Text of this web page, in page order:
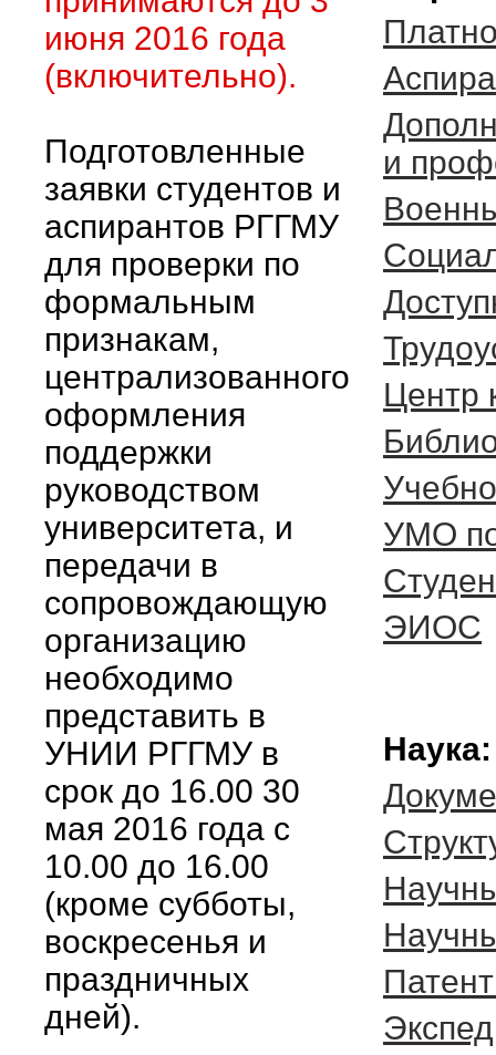
июня 2016 года
(включительно).
Подготовленные
заявки студентов и
аспирантов РГГМУ
для проверки по
формальным
признакам,
централизованного
оформления
поддержки
руководством
университета, и
передачи в
сопровождающую
организацию
необходимо
представить в
УНИИ РГГМУ в
срок до 16.00 30
мая 2016 года с
10.00 до 16.00
(кроме субботы,
воскресенья и
праздничных
дней).
и
Центр
УМО
ЭИОС
Наука: